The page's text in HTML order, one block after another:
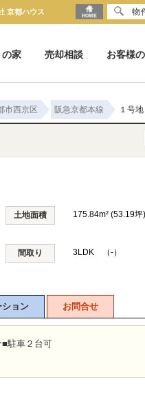
京都ハウス
の家 売却相談 お客様
市西京区 阪急京都本線 １号地
土地面積 175.84m² (53.19坪)
間取り 3LDK （-）
ション お問合せ
駐車２台可
物